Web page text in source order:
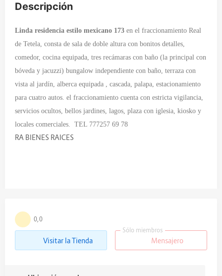
Descripción
Linda residencia estilo mexicano 173 en el fraccionamiento Real
de Tetela, consta de sala de doble altura con bonitos detalles,
comedor, cocina equipada, tres recámaras con baño (la principal con
bóveda y jacuzzi) bungalow independiente con baño, terraza con
vista al jardín, alberca equipada , cascada, palapa, estacionamiento
para cuatro autos. el fraccionamiento cuenta con estricta vigilancia,
servicios ocultos, bellos jardines, lagos, plaza con iglesia, kiosko y
locales comerciales. TEL 777257 69 78
RA BIENES RAICES
0,0
Visitar la Tienda
Sólo miembros
Mensajero